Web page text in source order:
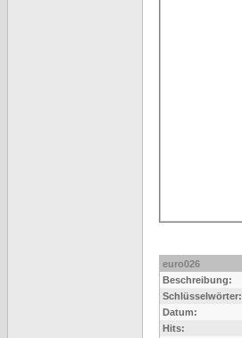
euro026
Beschreibung:
Schlüsselwörter:
Datum:
Hits: